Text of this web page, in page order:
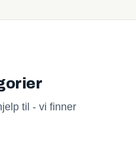
til - vi finner